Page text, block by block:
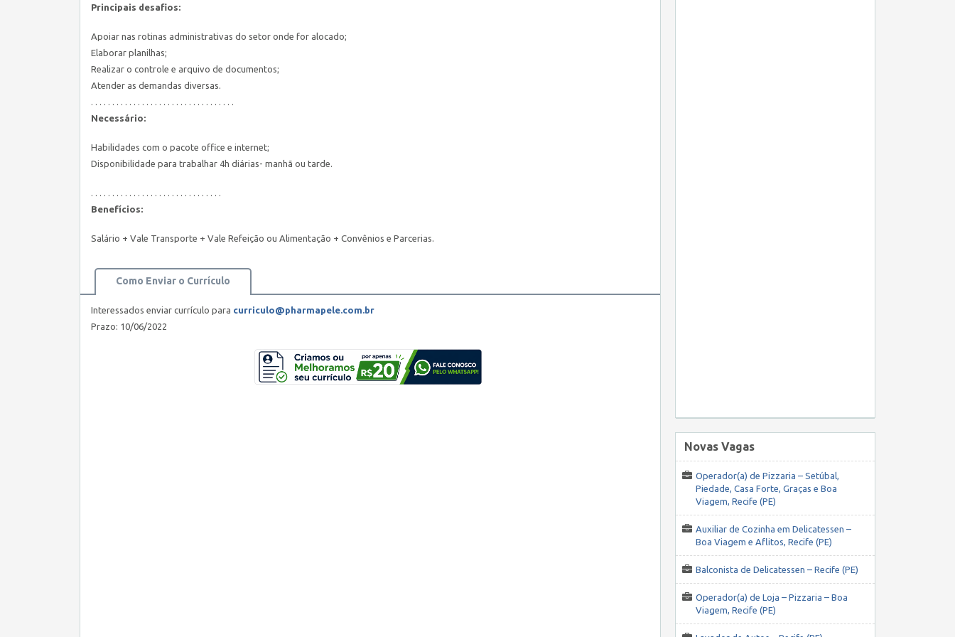
Principais desafios:
Apoiar nas rotinas administrativas do setor onde for alocado;
Elaborar planilhas;
Realizar o controle e arquivo de documentos;
Atender as demandas diversas.
. . . . . . . . . . . . . . . . . . . . . . . . . . . . . . . . . .
Necessário:
Habilidades com o pacote office e internet;
Disponibilidade para trabalhar 4h diárias- manhã ou tarde.
. . . . . . . . . . . . . . . . . . . . . . . . . . . . . . .
Benefícios:
Salário + Vale Transporte + Vale Refeição ou Alimentação + Convênios e Parcerias.
Como Enviar o Currículo
Interessados enviar currículo para curriculo@pharmapele.com.br
Prazo: 10/06/2022
Novas Vagas
Operador(a) de Pizzaria – Setúbal,
Piedade, Casa Forte, Graças e Boa
Viagem, Recife (PE)
Auxiliar de Cozinha em Delicatessen –
Boa Viagem e Aflitos, Recife (PE)
Balconista de Delicatessen – Recife (PE)
Operador(a) de Loja – Pizzaria – Boa
Viagem, Recife (PE)